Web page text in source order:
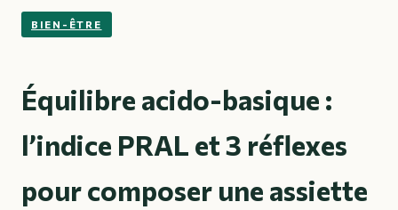
BIEN-ÊTRE
Équilibre acido-basique :
l’indice PRAL et 3 réflexes
pour composer une assiette